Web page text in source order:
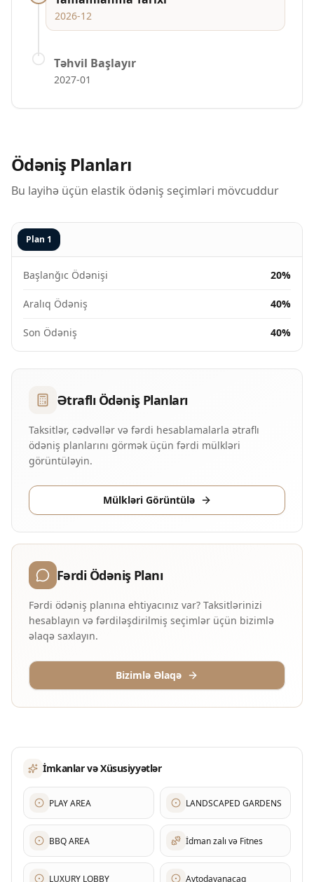
2026-12
Təhvil Başlayır
2027-01
Ödəniş Planları
Bu layihə üçün elastik ödəniş seçimləri mövcuddur
Plan 1
Başlanğıc Ödənişi 20%
Aralıq Ödəniş 40%
Son Ödəniş 40%
Ətraflı Ödəniş Planları
Taksitlər, cədvəllər və fərdi hesablamalarla ətraflı
ödəniş planlarını görmək üçün fərdi mülkləri
görüntüləyin.
Mülkləri Görüntülə
Fərdi Ödəniş Planı
Fərdi ödəniş planına ehtiyacınız var? Taksitlərinizi
hesablayın və fərdiləşdirilmiş seçimlər üçün bizimlə
əlaqə saxlayın.
Bizimlə Əlaqə
İmkanlar və Xüsusiyyətlər
PLAY AREA LANDSCAPED GARDENS
BBQ AREA İdman zalı və Fitnes
LUXURY LOBBY Avtodayanacaq